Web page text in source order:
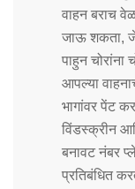
वाहन बराच
जाऊ शकता,
पाहुन चोरांना
आपल्या
भागांवर पेंट
विंडस्क्रीन
बनावट नंबर
प्रतिबंधित